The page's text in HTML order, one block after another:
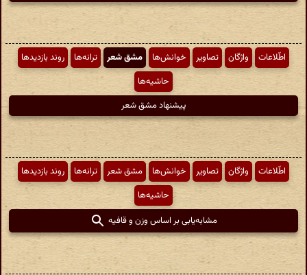
اطّلاعات واژگان تصاویر خوانش‌ها مشق شعر ترانه‌ها
روند بازدیدها
حاشیه‌ها
پیشنهاد مشق شعر
اطّلاعات واژگان تصاویر خوانش‌ها مشق شعر ترانه‌ها
روند بازدیدها
حاشیه‌ها
مشابه‌یابی بر اساس وزن و قافیه